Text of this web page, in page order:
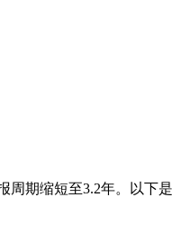
期缩短至3.2年。以下